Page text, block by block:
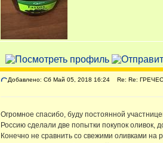
Добавлено: Сб Май 05, 2018 16:24 Re: Re:
Огромное спасибо, буду постоянной
Россию сделали две попытки покупок оливок,
Конечно не сравнить со свежими оливками на